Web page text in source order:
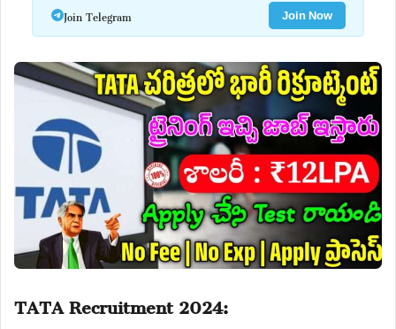
Join Telegram Join Now
TATA Recruitment 2024: